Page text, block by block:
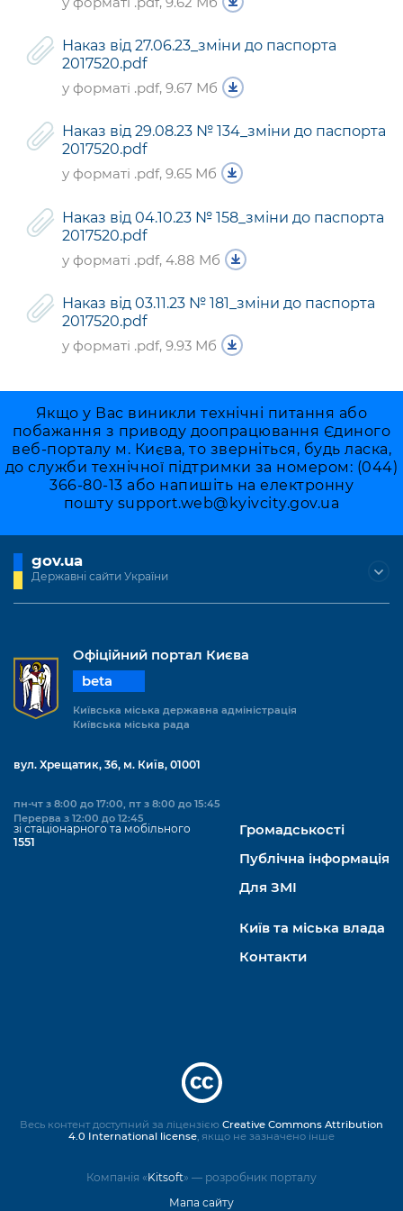
Підприємства, установи, організації
Kyiv International Relations
Річні звіти
Гендерна політика
Безбар'єрність
Безбар'єрність
Міський застосунок Київ Цифровий
Важливе під час воєнного стану
Уряд» – місцевий рівень»
Важливе під час воєнного стану
Портал даних Києва
Публічні дашборди
Наказ від 27.06.23_зміни до паспорта
2017520.pdf
у форматі .pdf, 9.67 Мб
Наказ від 29.08.23 № 134_зміни до паспорта
2017520.pdf
у форматі .pdf, 9.65 Мб
Наказ від 04.10.23 № 158_зміни до паспорта
2017520.pdf
у форматі .pdf, 4.88 Мб
Наказ від 03.11.23 № 181_зміни до паспорта
2017520.pdf
у форматі .pdf, 9.93 Мб
Якщо у Вас виникли технічні питання або
побажання з приводу доопрацювання Єдиного
веб-порталу м. Києва, то зверніться, будь ласка,
до служби технічної підтримки за номером: (044)
366-80-13 або напишіть на електронну
пошту support.web@kyivcity.gov.ua
gov.ua
Державні сайти України
Офіційний портал Києва
beta
Київська міська державна адміністрація
Київська міська рада
вул. Хрещатик, 36, м. Київ, 01001
пн-чт з 8:00 до 17:00, пт з 8:00 до 15:45
Перерва з 12:00 до 12:45
зі стаціонарного та мобільного
1551
Громадськості
Публічна інформація
Для ЗМІ
Київ та міська влада
Контакти
Компанія «Kitsoft» — розробник порталу
Мапа сайту
Весь контент доступний за ліцензією Creative Commons Attribution
4.0 International license , якщо не зазначено інше